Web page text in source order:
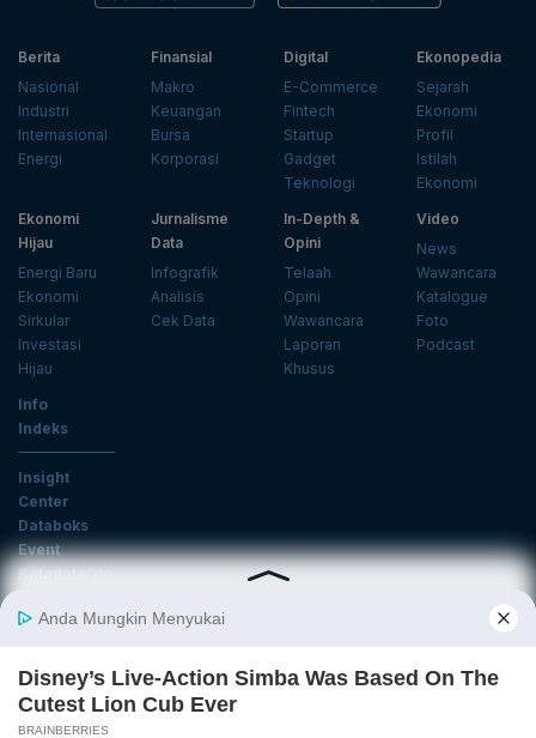
Berita
Nasional
Industri
Internasional
Energi
Finansial
Makro
Keuangan
Bursa
Korporasi
Digital
E-Commerce
Fintech
Startup
Gadget
Teknologi
Ekonopedia
Sejarah
Ekonomi
Profil
Istilah
Ekonomi
Ekonomi
Hijau
Energi Baru
Ekonomi
Sirkular
Investasi
Hijau
Jurnalisme
Data
Infografik
Analisis
Cek Data
In-Depth &
Opini
Telaah
Opini
Wawancara
Laporan
Khusus
Video
News
Wawancara
Katalogue
Foto
Podcast
Info
Indeks
Insight
Center
Databoks
Event
KatadataOto
Email
Daftar